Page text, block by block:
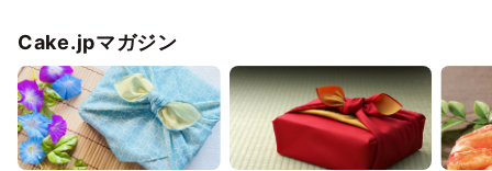
Cake.jpマガジン